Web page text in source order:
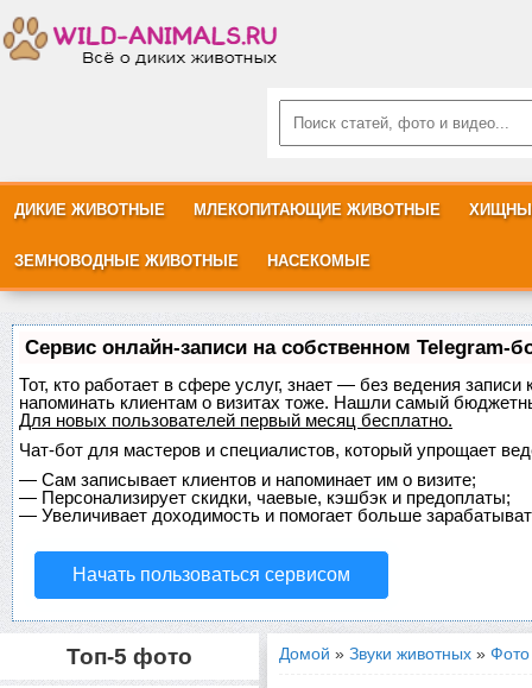
ДИКИЕ ЖИВОТНЫЕ МЛЕКОПИТАЮЩИЕ ЖИВОТНЫЕ
ЗЕМНОВОДНЫЕ ЖИВОТНЫЕ НАСЕКОМЫЕ
Сервис онлайн-записи на собственном Telegram-
Тот, кто работает в сфере услуг, знает — без ведения
напоминать клиентам о визитах тоже. Нашли самый
Для новых пользователей первый месяц бесплатно.
Чат-бот для мастеров и специалистов, который упрощает
— Сам записывает клиентов и напоминает им о визите;
— Персонализирует скидки, чаевые, кэшбэк и предоплаты;
— Увеличивает доходимость и помогает больше
Начать пользоваться сервисом
Топ-5 фото Домой »Звуки животных »